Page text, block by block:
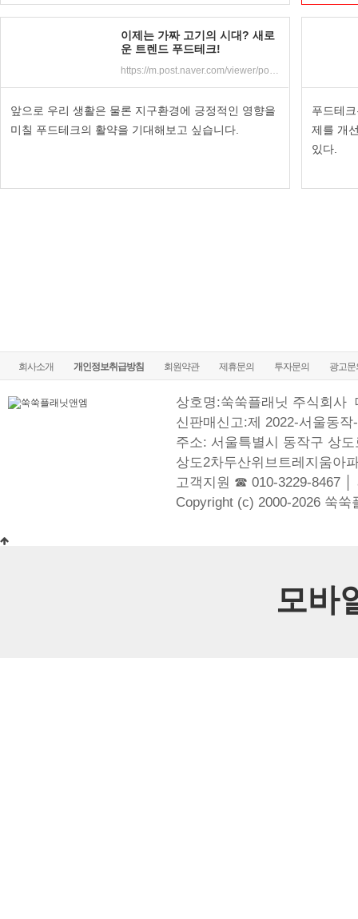
이제는 가짜 고기의 시대? 새로
운 트렌드 푸드테크!
https://m.post.naver.com/viewer/postView.nhn?volumeNo=23005567&memberNo=12127589&vType=VERTICAL
앞으로 우리 생활은 물론 지구환경에 긍정적인 영향을
미칠 푸드테크의 활약을 기대해보고 싶습니다.
푸드테
제를 개
있다.
회사소개 개인정보취급방침 회원약관 제휴문의 투자문의 광고문
상호명:쑥쑥플래닛 주식회사
신판매신고:제 2022-서울동작
주소: 서울특별시 동작구 상
상도2차두산위브트레지움아
고객지원 ☎ 010-3229-8467 │
Copyright (c) 2000-2026 쑥
모바